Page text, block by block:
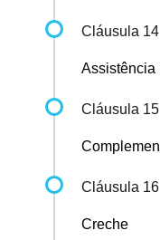
Cláusula 14
Assistência
Cláusula 15
Cláusula 16
Creche